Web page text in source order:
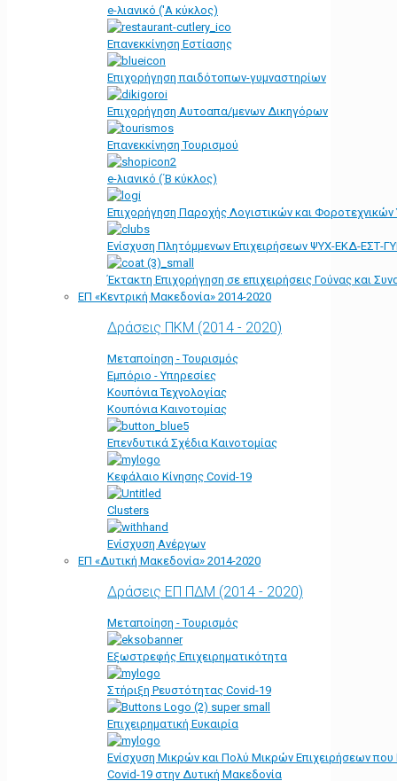
e-λιανικό ('Α κύκλος)
Επανεκκίνηση Εστίασης
Επιχορήγηση παιδότοπων-γυμναστηρίων
Επιχορήγηση Αυτοαπα/μενων Δικηγόρων
Επανεκκίνηση Τουρισμού
e-λιανικό (΄Β κύκλος)
Επιχορήγηση Παροχής Λογιστικών και
Ενίσχυση Πλητόμμενων Επιχειρήσεων ΨΥΧ-ΕΚΔ-ΕΣΤ-
Έκτακτη Επιχορήγηση σε επιχειρήσεις Γούνας και
ΕΠ «Kεντρική Μακεδονία» 2014-2020
Δράσεις ΠΚΜ (2014 - 2020)
Μεταποίηση - Τουρισμός
Εμπόριο - Υπηρεσίες
Κουπόνια Τεχνολογίας
Κουπόνια Καινοτομίας
Επενδυτικά Σχέδια Καινοτομίας
Κεφάλαιο Κίνησης Covid-19
Clusters
Ενίσχυση Ανέργων
ΕΠ «Δυτική Μακεδονία» 2014-2020
Δράσεις ΕΠ ΠΔΜ (2014 - 2020)
Μεταποίηση - Τουρισμός
Εξωστρεφής Επιχειρηματικότητα
Στήριξη Ρευστότητας Covid-19
Επιχειρηματική Ευκαιρία
Ενίσχυση Μικρών και Πολύ Μικρών Επιχειρήσεων
Covid-19 στην Δυτική Μακεδονία